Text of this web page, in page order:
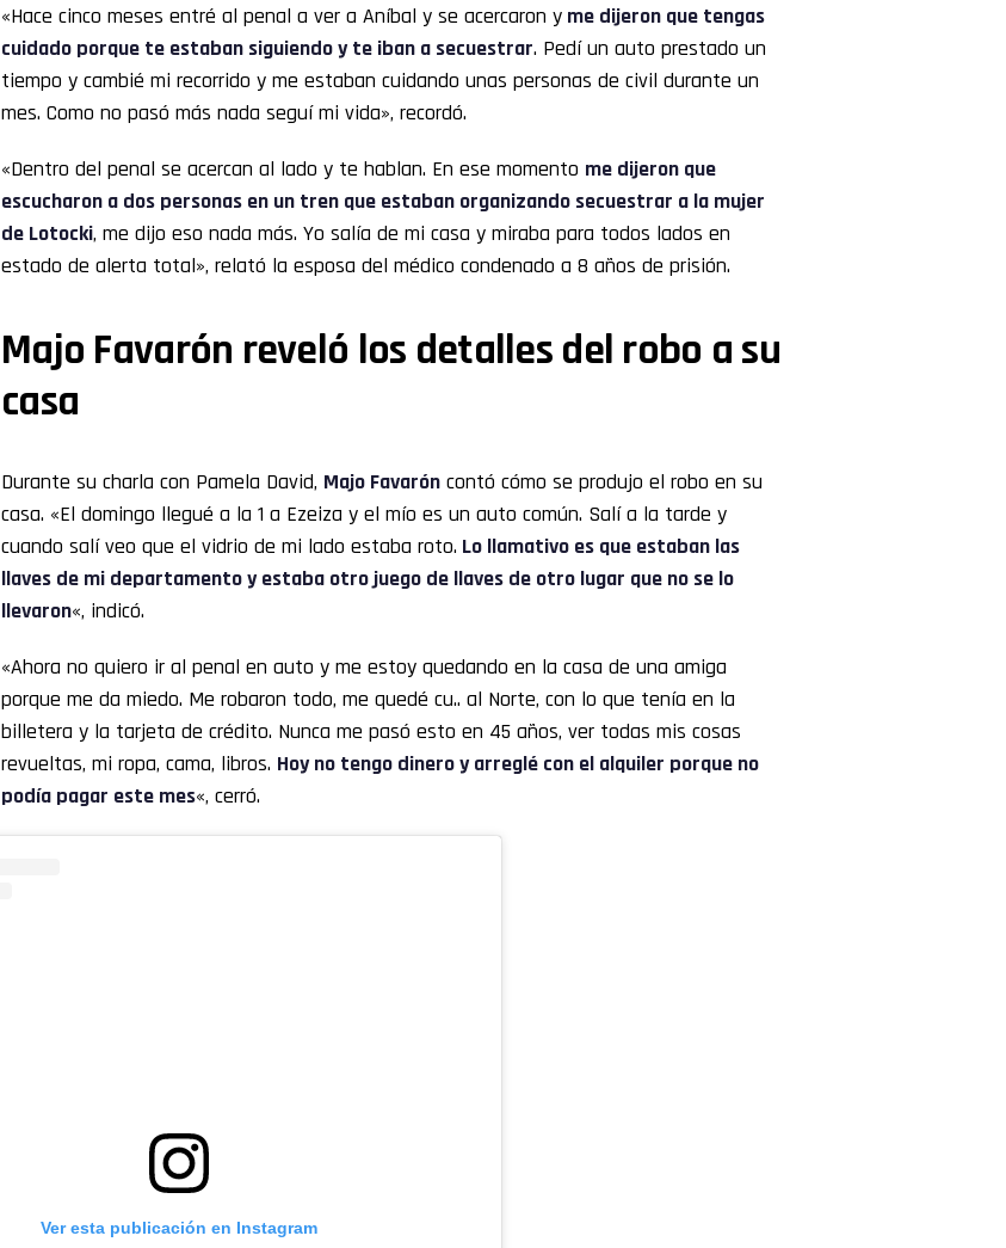
«Hace cinco meses entré al penal a ver a Aníbal y se acercaron y me dijeron que tengas
cuidado porque te estaban siguiendo y te iban a secuestrar. Pedí un auto prestado un
tiempo y cambié mi recorrido y me estaban cuidando unas personas de civil durante un
mes. Como no pasó más nada seguí mi vida», recordó.
«Dentro del penal se acercan al lado y te hablan. En ese momento me dijeron que
escucharon a dos personas en un tren que estaban organizando secuestrar a la mujer
de Lotocki, me dijo eso nada más. Yo salía de mi casa y miraba para todos lados en
estado de alerta total», relató la esposa del médico condenado a 8 años de prisión.
Majo Favarón reveló los detalles del robo a su
casa
Durante su charla con Pamela David, Majo Favarón contó cómo se produjo el robo en su
casa. «El domingo llegué a la 1 a Ezeiza y el mío es un auto común. Salí a la tarde y
cuando salí veo que el vidrio de mi lado estaba roto. Lo llamativo es que estaban las
llaves de mi departamento y estaba otro juego de llaves de otro lugar que no se lo
llevaron«, indicó.
«Ahora no quiero ir al penal en auto y me estoy quedando en la casa de una amiga
porque me da miedo. Me robaron todo, me quedé cu.. al Norte, con lo que tenía en la
billetera y la tarjeta de crédito. Nunca me pasó esto en 45 años, ver todas mis cosas
revueltas, mi ropa, cama, libros. Hoy no tengo dinero y arreglé con el alquiler porque no
podía pagar este mes«, cerró.
Ver esta publicación en Instagram